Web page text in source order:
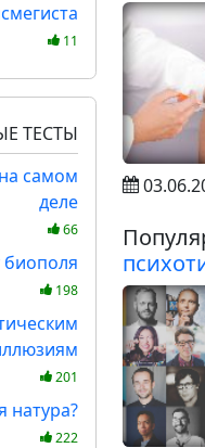
11
ТЕСТЫ
самом
деле
66
биополя
198
201
натура?
222